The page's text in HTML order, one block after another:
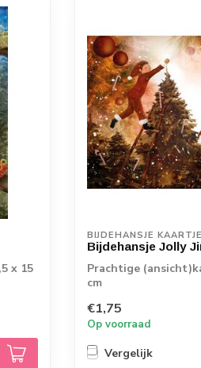
x 15
BIJDEHANSJE
Bijdehansje Jolly
Prachtige
cm
€1,75
Op voorraad
Vergelijk